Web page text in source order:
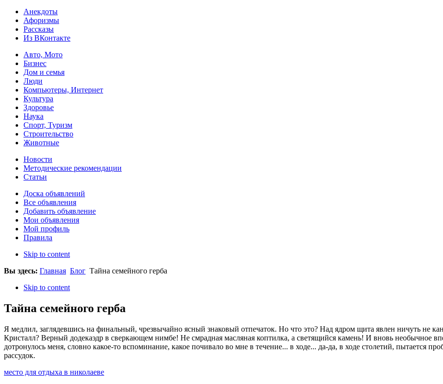
Анекдоты
Афоризмы
Рассказы
Из ВКонтакте
Авто, Мото
Бизнес
Дом и семья
Люди
Компьютеры, Интернет
Культура
Здоровье
Наука
Спорт, Туризм
Строительство
Животные
Новости
Методические рекомендации
Статьи
Доска объявлений
Все объявления
Добавить объявление
Мои объявления
Мой профиль
Правила
Skip to content
Вы здесь: Главная Блог Тайна семейного герба
Skip to content
Тайна семейного герба
Я медлил, заглядевшись на финальный, чрезвычайно ясный знаковый отпечаток. Но что это? Над ядром щита явлен ничуть не
Кристалл? Верный додекаэдр в сверкающем нимбе! Не смрадная масляная коптилка, а светящийся камень! И вновь необычное
дотронулось меня, словно какое-то вспоминание, какое почивало во мне в течение... в ходе... да-да, в ходе столетий, пытается
рассудок.
место для отдыха в николаеве